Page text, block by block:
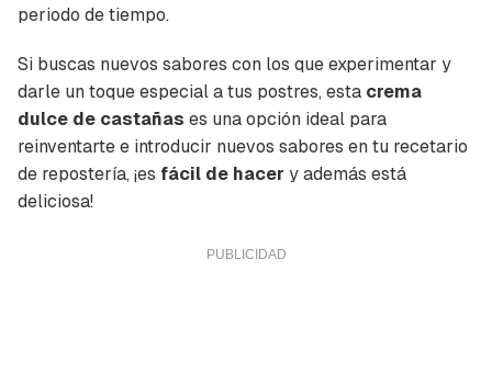
periodo de tiempo.
Si buscas nuevos sabores con los que experimentar y
darle un toque especial a tus postres, esta crema
dulce de castañas es una opción ideal para
reinventarte e introducir nuevos sabores en tu recetario
de repostería, ¡es fácil de hacer y además está
deliciosa!